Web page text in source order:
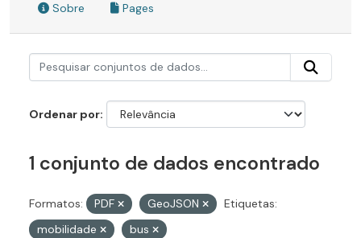
Sobre Pages
Ordenar por
1 conjunto de dados encontrado
Formatos: PDF GeoJSON
Etiquetas:
mobilidade
bus